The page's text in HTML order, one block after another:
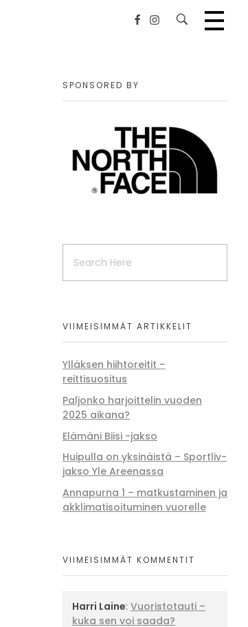
SPONSORED BY
VIIMEISIMMÄT ARTIKKELIT
Ylläksen hiihtoreitit –
reittisuositus
Paljonko harjoittelin vuoden
2025 aikana?
Elämäni Biisi -jakso
Huipulla on yksinäistä – Sportliv-
jakso Yle Areenassa
Annapurna 1 – matkustaminen ja
akklimatisoituminen vuorelle
VIIMEISIMMÄT KOMMENTIT
Harri Laine: Vuoristotauti –
kuka sen voi saada?